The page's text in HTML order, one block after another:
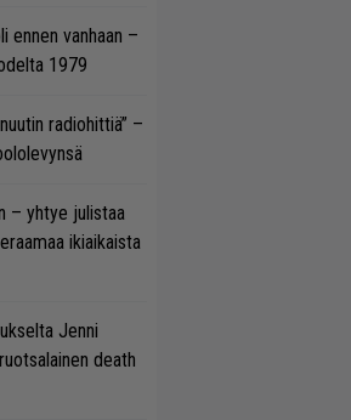
ennen vanhaan –
1979
radiohittiä” –
– yhtye julistaa
ikiaikaista
Jenni
death